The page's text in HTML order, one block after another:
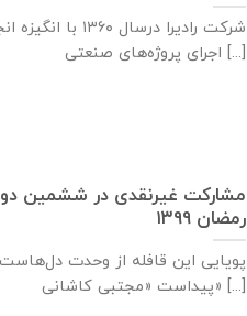
شرکت رادیرا
اجرای پروژه‌های صنعتی [...]
رمضان ۱۳۹۹
پویایی این قافله از وحدت
پیداست «مجتبی کاشانی» [...]